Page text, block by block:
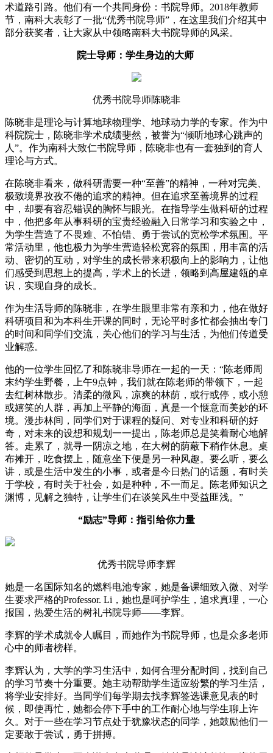
术道路引路。他们有一个共同身份：书院导师。2018年教师
节，南科大表彰了一批“优秀书院导师”，在这里我们介绍其中
部分获奖者，让大家从中领略南科大书院导师的风采。
院士导师：学生身边的大师
优秀书院导师陈晓非
陈晓非是理论与计算地球物理学、地球动力学的专家。作为中
科院院士，陈晓非学术成绩斐然，被誉为“倾听地球心跳声的
人”。作为南科大致仁书院导师，陈晓非也有一套独到的育人
理论与方式。
在陈晓非看来，做科研需要一种“至善”的精神，一种对完美、
极致境界孜孜不倦的追求的精神。但在追求至善境界的过程
中，却要有容忍错误的胸怀与眼光。在指导学生做科研的过程
中，他把多年从事科研的宝贵经验融入日常学习和实验之中，
为学生营造了不畏难、不怕错、勇于尝试的宽松学术氛围。平
常活动里，他也极力为学生营造轻松宽容的氛围，用丰富的活
动、密切的互动，对学生的成长带来积极向上的影响力，让他
们感受到思想上的提高，学术上的长进，领略到高屋建瓴的卓
识，实现自身的成长。
作为生活导师的陈晓非，在学生眼里非常有亲和力，他在做好
科研项目和为本科生开课的同时，无论平时多忙都会抽出专门
的时间和同学们交流，关心他们的学习与生活，为他们传道受
业解惑。
他的一位学生回忆了和陈晓非导师在一起的一天：“陈老师周
末约学生野餐，上午9点钟，我们就在陈老师的带领下，一起
去红树林散步。清柔的微风，凉爽的林荫，或行或停，或小憩
或嬉笑的人群，再加上平静的海面，真是一个惬意而美妙的环
境。漫步林间，同学们对于课程的疑问、对专业和科研的好
奇，对未来的设想和规划一一提出，陈老师总是笑着耐心地解
答。走累了，就寻一阴凉之地，在大树的荫蔽下稍作休息。桌
布摊开，吃食摆上，随意坐下便是另一种风趣。要么听，要么
讲，或是生活中发生的小事，或者是今日热门的话题，有时关
于学校，有时关于社会，如是种种，不一而足。陈老师知识之
渊博，见解之独特，让学生们在谈笑风生中受益匪浅。”
“励志”导师：指引给你力量
优秀书院导师李辉
她是一名国际知名的燃料电池专家，她是备课细致入微、对学
生要求严格的Professor. Li，她也是呵护学生，追求真理，一心
报国，热爱生活的树礼书院导师——李辉。
李辉的学术成就令人瞩目，而她作为书院导师，也是众多老师
心中的师者榜样。
李辉认为，大学的学习生活中，如何合理分配时间，找到自己
的学习节奏十分重要。她主动帮助学生适应纷繁的学习生活，
将学业安排好。当同学们每学期去找李辉签选课意见表的时
候，即使再忙，她都会停下手中的工作耐心地与学生聊上许
久。对于一些在学习节点处于犹豫状态的同学，她鼓励他们一
定要敢于尝试，勇于拼搏。